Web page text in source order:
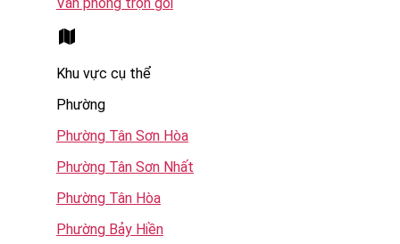
Khu vực cụ thể
Phường
Phường Tân Sơn Hòa
Phường Tân Sơn Nhất
Phường Tân Hòa
Phường Bảy Hiền